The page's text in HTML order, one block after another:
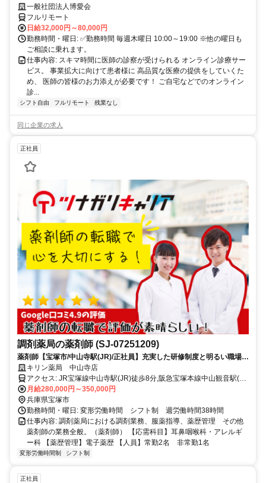
業務一般社団法人博愛会
フルリモート
日給32,000円～80,000円
勤務時間・曜日: ✅勤務時間 毎週木曜日 10:00～19:00 ※他の曜日も
ご相談に乗れます。
仕事内容: スキマ時間に医師の診察が受けられる オンライン診療サー
ビス。 事業拡大に向けて患者様に 高品質な医療の提供をしていくた
め、 医師の皆様のお力添えが必要です！ ご自宅などでのオンライン
診...
シフト自由 フルリモート 残業なし
同じ企業の求人
正社員
調剤薬局の薬剤師 (SJ-07251209)
薬剤師【宝塚市/中山寺駅(JR)/正社員】充実した研修制度と明るい職場環
境が魅力。育児休暇も取得しやすい環境で安心して働けます。
キリン薬局 中山寺店
アクセス: JR宝塚線中山寺駅(JR)徒歩8分,阪急宝塚本線中山観音駅(阪
急)徒歩18分
月給280,000円～350,000円
兵庫県宝塚市
勤務時間・曜日: 変形労働時間 シフト制 週労働時間38時間
仕事内容: 調剤薬局における調剤業務、服薬指導、薬歴管理 その他
薬剤師の業務全般。（薬剤師） 【応需科目】耳鼻咽喉科・アレルギ
ー科 【薬歴管理】電子薬歴 【人員】常勤2名 非常勤1名
変形労働時間制 シフト制
正社員